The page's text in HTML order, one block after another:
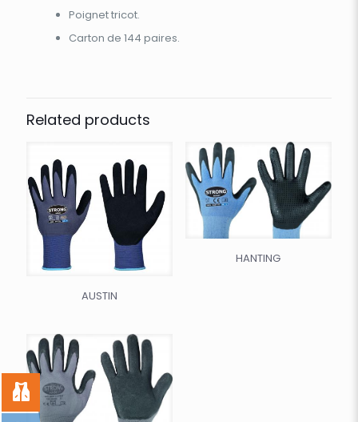
Poignet tricot.
Carton de 144 paires.
Related products
AUSTIN
HANTING